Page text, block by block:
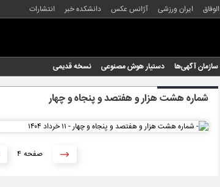
الوفاق ایران ورزشی آژانس عکس دانشکده خبر انتشارات
سازمان آگهی‌ها دستیار هوش مصنوعی نسخه قدیمی
شماره هشت هزار و هفتصد و پنجاه و چهار
۴